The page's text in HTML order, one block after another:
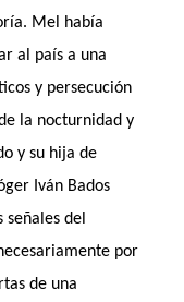
Mel había
al país a una
y persecución
la nocturnidad y
y su hija de
Iván Bados
del
por
de una